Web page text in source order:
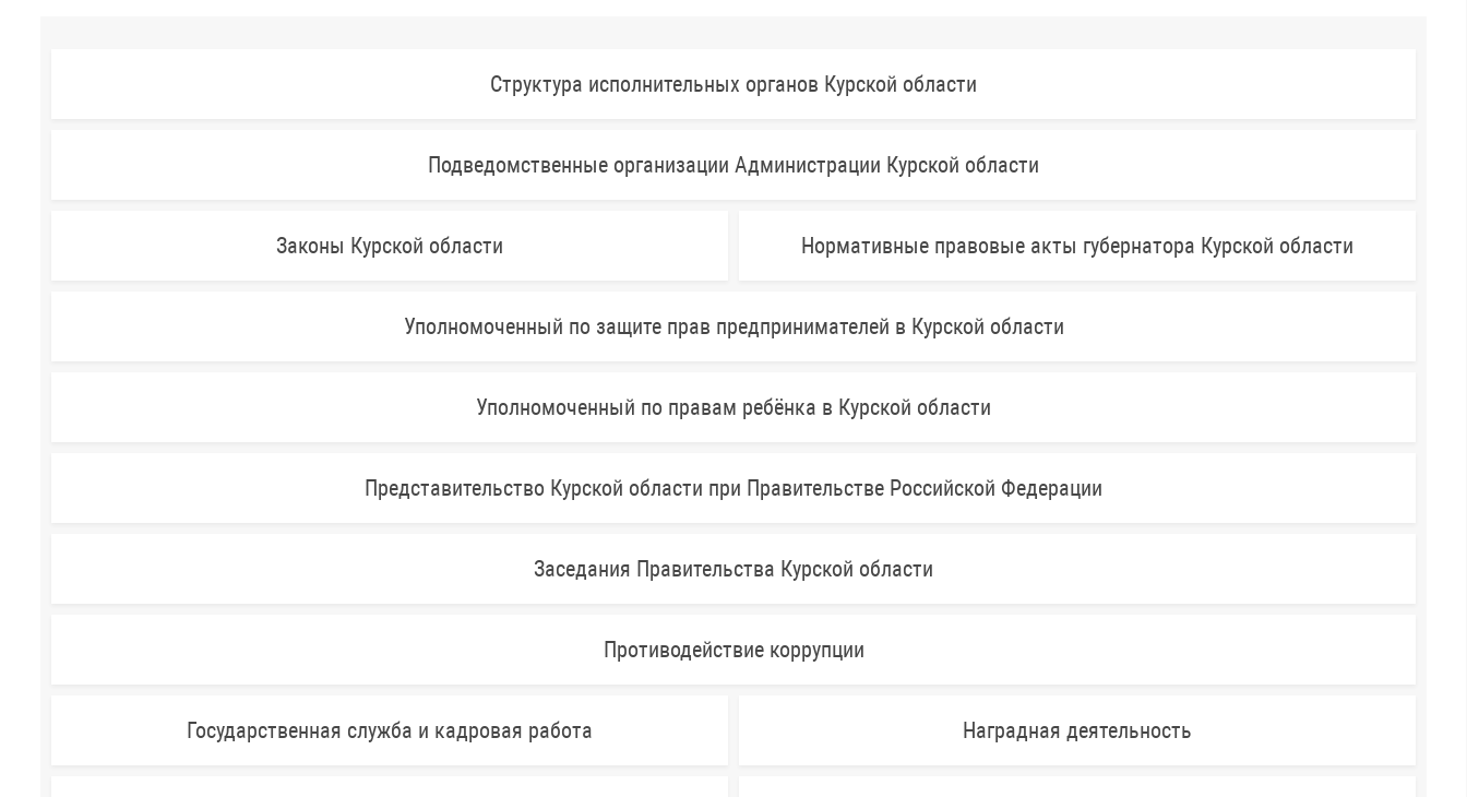
Структура исполнительных органов Курской области
Подведомственные организации Администрации Курской области
Законы Курской области Нормативные правовые акты губернатора Курской области
Уполномоченный по защите прав предпринимателей в Курской области
Уполномоченный по правам ребёнка в Курской области
Представительство Курской области при Правительстве Российской Федерации
Заседания Правительства Курской области
Противодействие коррупции
Государственная служба и кадровая работа Наградная деятельность